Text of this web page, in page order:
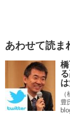
あわせて読ま
豊